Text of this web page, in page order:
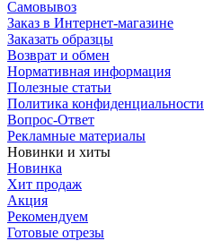
Самовывоз
Заказ в Интернет-магазине
Заказать образцы
Возврат и обмен
Нормативная информация
Полезные статьи
Политика конфиденциальности
Вопрос-Ответ
Рекламные материалы
Новинки и хиты
Новинка
Хит продаж
Акция
Рекомендуем
Готовые отрезы